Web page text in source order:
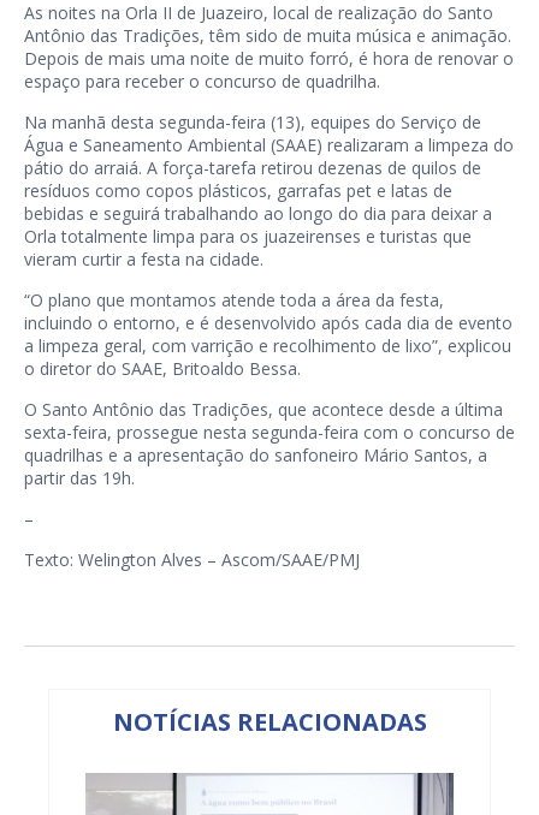
As noites na Orla II de Juazeiro, local de realização do Santo
Antônio das Tradições, têm sido de muita música e animação.
Depois de mais uma noite de muito forró, é hora de renovar o
espaço para receber o concurso de quadrilha.
Na manhã desta segunda-feira (13), equipes do Serviço de
Água e Saneamento Ambiental (SAAE) realizaram a limpeza do
pátio do arraiá. A força-tarefa retirou dezenas de quilos de
resíduos como copos plásticos, garrafas pet e latas de
bebidas e seguirá trabalhando ao longo do dia para deixar a
Orla totalmente limpa para os juazeirenses e turistas que
vieram curtir a festa na cidade.
“O plano que montamos atende toda a área da festa,
incluindo o entorno, e é desenvolvido após cada dia de evento
a limpeza geral, com varrição e recolhimento de lixo”, explicou
o diretor do SAAE, Britoaldo Bessa.
O Santo Antônio das Tradições, que acontece desde a última
sexta-feira, prossegue nesta segunda-feira com o concurso de
quadrilhas e a apresentação do sanfoneiro Mário Santos, a
partir das 19h.
–
Texto: Welington Alves – Ascom/SAAE/PMJ
NOTÍCIAS RELACIONADAS